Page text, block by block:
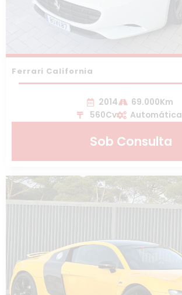
Ferrari California
2014
69.000Km
560Cv
Automática
Sob Consulta